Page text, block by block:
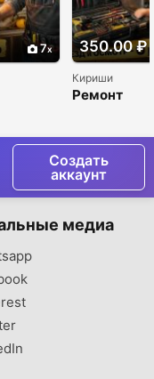
7 350.00 ₽
Кириши
Ремонт
недорого
Создать
аккаунт
медиа